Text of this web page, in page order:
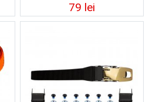
79 lei